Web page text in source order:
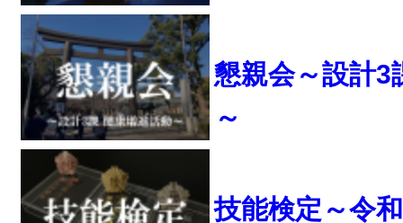
懇親会～設計3
～
技能検定～令